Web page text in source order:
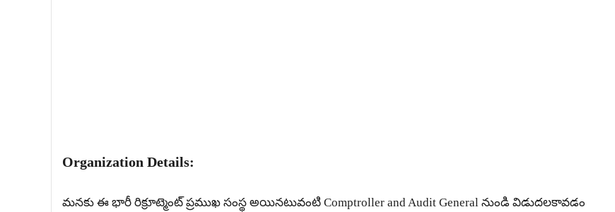
Organization Details:
మనకు ఈ భారీ రిక్రూట్మెంట్ ప్రముఖ సంస్థ అయినటువంటి Comptroller and Audit General నుండి విడుదలకావడం